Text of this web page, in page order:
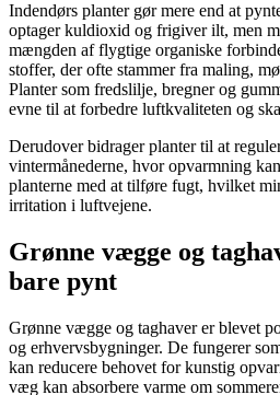
Indendørs planter gør mere end at
optager kuldioxid og frigiver ilt, men
mængden af flygtige organiske
stoffer, der ofte stammer fra maling,
Planter som fredslilje, bregner og
evne til at forbedre luftkvaliteten og
Derudover bidrager planter til at
vintermånederne, hvor opvarmning
planterne med at tilføre fugt, hvilket
irritation i luftvejene.
Grønne vægge og
bare pynt
Grønne vægge og taghaver er blevet
og erhvervsbygninger. De fungerer
kan reducere behovet for kunstig
væg kan absorbere varme om